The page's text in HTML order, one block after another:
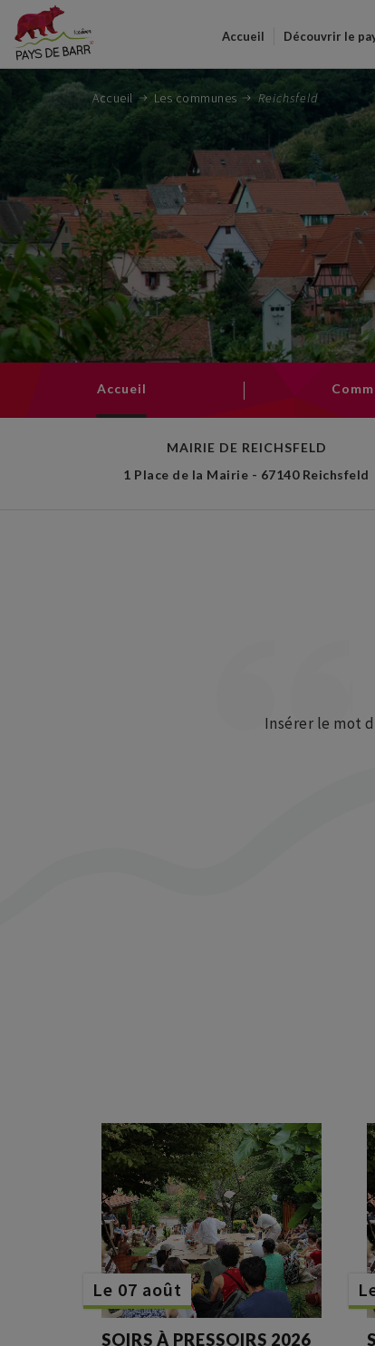
Accueil Découvrir le
Accueil Les communes Reichsfeld
Accueil
MAIRIE DE REICHSFELD
1 Place de la Mairie - 67140 Reichsfeld
Insérer le mot
Le 07 août
SOIRS À PRESSOIRS 2026